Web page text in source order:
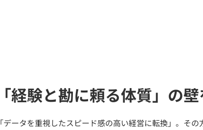
「経験と勘に頼る体質」の
「データを重視したスピード感の高い経営に転換」。そ